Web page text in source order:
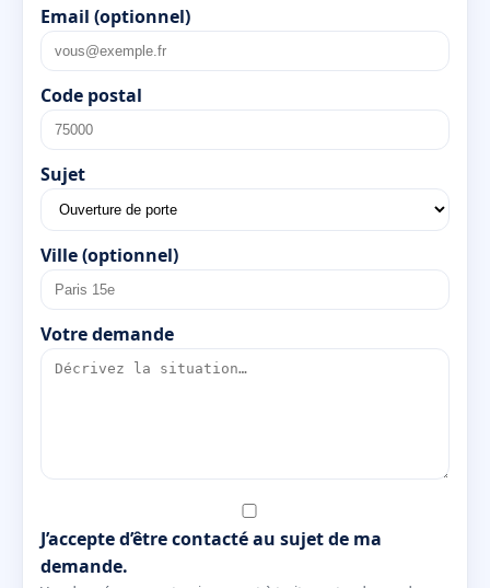
Email (optionnel)
Code postal
Sujet
Ville (optionnel)
Votre demande
J’accepte d’être contacté au sujet de ma
demande.